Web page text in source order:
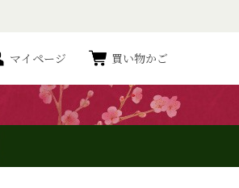
マイページ 買い物かご